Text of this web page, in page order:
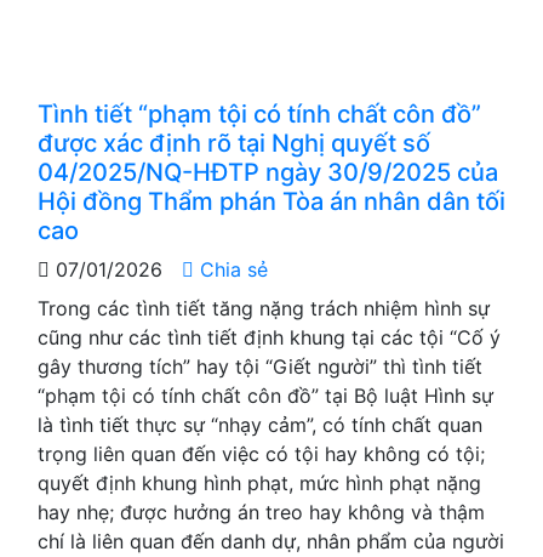
Tình tiết “phạm tội có tính chất côn đồ”
được xác định rõ tại Nghị quyết số
04/2025/NQ-HĐTP ngày 30/9/2025 của
Hội đồng Thẩm phán Tòa án nhân dân tối
cao
07/01/2026
Chia sẻ
Trong các tình tiết tăng nặng trách nhiệm hình sự
cũng như các tình tiết định khung tại các tội “Cố ý
gây thương tích” hay tội “Giết người” thì tình tiết
“phạm tội có tính chất côn đồ” tại Bộ luật Hình sự
là tình tiết thực sự “nhạy cảm”, có tính chất quan
trọng liên quan đến việc có tội hay không có tội;
quyết định khung hình phạt, mức hình phạt nặng
hay nhẹ; được hưởng án treo hay không và thậm
chí là liên quan đến danh dự, nhân phẩm của người